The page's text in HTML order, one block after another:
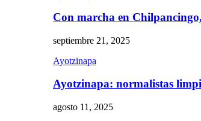
Con marcha en
septiembre 21, 2025
Ayotzinapa
Ayotzinapa: normalistas
agosto 11, 2025